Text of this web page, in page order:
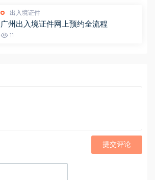
出入境证件
广州出入境证件网上预约全流程
11
提交评论